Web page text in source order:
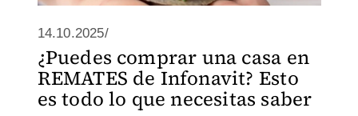
14.10.2025/
¿Puedes comprar una casa en
REMATES de Infonavit? Esto
es todo lo que necesitas saber